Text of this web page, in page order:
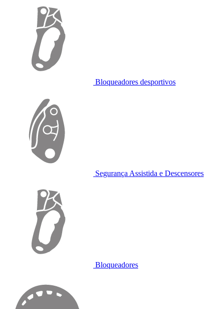
Bloqueadores desportivos
Segurança Assistida e Descensores
Bloqueadores